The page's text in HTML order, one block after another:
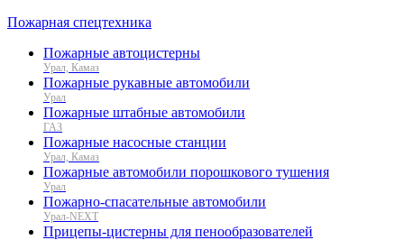
Пожарная спецтехника
Пожарные автоцистерны
Урал, Камаз
Пожарные рукавные автомобили
Урал
Пожарные штабные автомобили
ГАЗ
Пожарные насосные станции
Урал, Камаз
Пожарные автомобили порошкового тушения
Урал
Пожарно-спасательные автомобили
Урал-NEXT
Прицепы-цистерны для пенообразователей